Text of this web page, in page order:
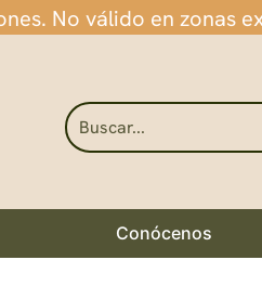
No válido en zonas
Conócenos